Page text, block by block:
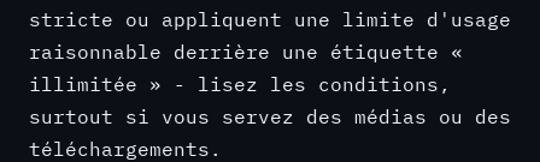
stricte ou appliquent une limite d'usage
raisonnable derrière une étiquette «
illimitée » - lisez les conditions,
surtout si vous servez des médias ou des
téléchargements.